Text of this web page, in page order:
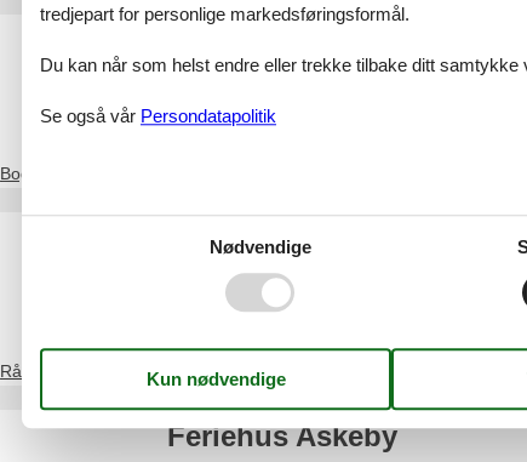
Ved Feline vil du alltid finne det største
Bogø
Feriehus Råbylille Strand
Ved Feline vil du alltid finne det største
Bestill enkelt og sikkert på nettet eller kontakt
Råbylille Strand
Feriehus Askeby
tredjepart for personlige markedsføringsformål.
Du kan når som helst endre eller trekke tilbake ditt
Se også vår Persondatapolitik
Nødvendige